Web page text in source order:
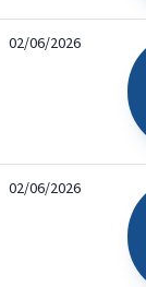
02/06/2026
02/06/2026